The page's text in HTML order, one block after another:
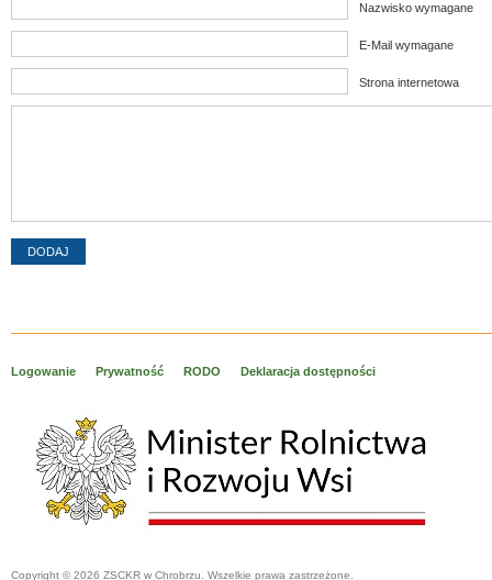
Nazwisko wymagane
E-Mail wymagane
Strona internetowa
Logowanie Prywatność RODO Deklaracja dostępności
Copyright © 2026 ZSCKR w Chrobrzu. Wszelkie prawa zastrzeżone.